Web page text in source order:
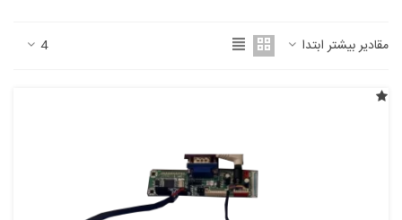
مقادیر بیشتر ابتدا 4